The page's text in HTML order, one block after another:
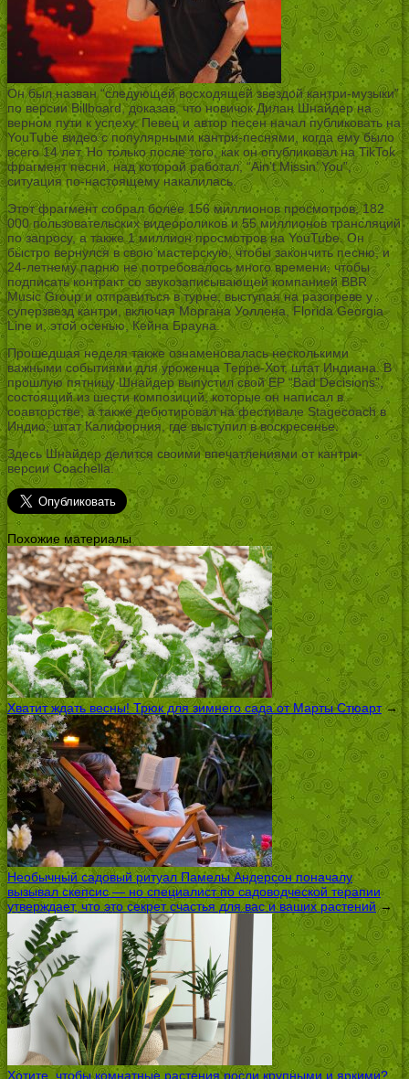
Он был назван “следующей восходящей звездой кантри-музыки”
по версии Billboard, доказав, что новичок Дилан Шнайдер на
верном пути к успеху. Певец и автор песен начал публиковать на
YouTube видео с популярными кантри-песнями, когда ему было
всего 14 лет. Но только после того, как он опубликовал на TikTok
фрагмент песни, над которой работал, “Ain’t Missin’ You”,
ситуация по-настоящему накалилась.
Этот фрагмент собрал более 156 миллионов просмотров, 182
000 пользовательских видеороликов и 55 миллионов трансляций
по запросу, а также 1 миллион просмотров на YouTube. Он
быстро вернулся в свою мастерскую, чтобы закончить песню, и
24-летнему парню не потребовалось много времени, чтобы
подписать контракт со звукозаписывающей компанией BBR
Music Group и отправиться в турне, выступая на разогреве у
суперзвезд кантри, включая Моргана Уоллена, Florida Georgia
Line и, этой осенью, Кейна Брауна.
Прошедшая неделя также ознаменовалась несколькими
важными событиями для уроженца Терре-Хот, штат Индиана. В
прошлую пятницу Шнайдер выпустил свой EP “Bad Decisions”,
состоящий из шести композиций, которые он написал в
соавторстве, а также дебютировал на фестивале Stagecoach в
Индио, штат Калифорния, где выступил в воскресенье.
Здесь Шнайдер делится своими впечатлениями от кантри-
версии Coachella.
Похожие материалы
Хватит ждать весны! Трюк для зимнего сада от Марты Стюарт→
Необычный садовый ритуал Памелы Андерсон поначалу
вызывал скепсис — но специалист по садоводческой терапии
утверждает, что это секрет счастья для вас и ваших растений→
Хотите, чтобы комнатные растения росли крупными и яркими?